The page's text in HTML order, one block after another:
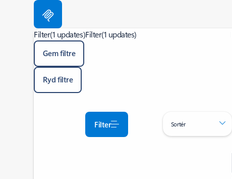
Filter(1 updates)
Gem filtre
Ryd filtre
Filter(1 updates)
Filter Sortér